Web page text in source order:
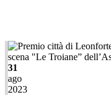
31
ago
2023